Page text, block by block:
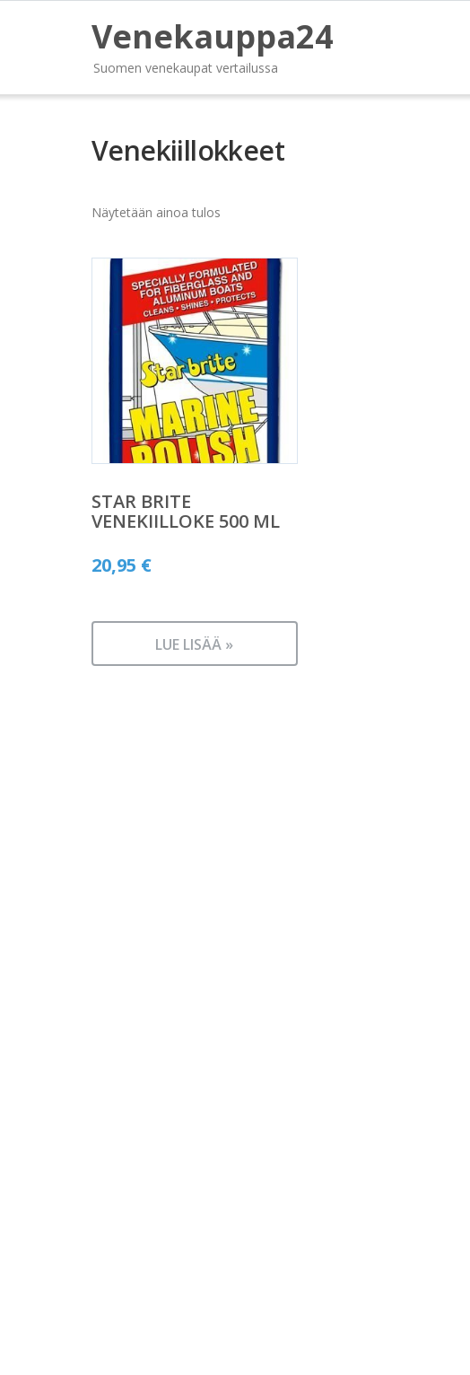
Venekauppa24
Suomen venekaupat vertailussa
Venekiillokkeet
Näytetään ainoa tulos
STAR BRITE
VENEKIILLOKE 500 ML
20,95 €
LUE LISÄÄ »